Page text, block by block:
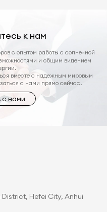
к нам
с опытом работы с солнечной
и общим видением
вместе с надежным мировым
с нами прямо сейчас.
с нами
Hefei City, Anhui